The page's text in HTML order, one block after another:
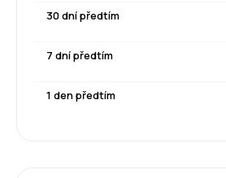
30 dní předtím
7 dní předtím
1 den předtím